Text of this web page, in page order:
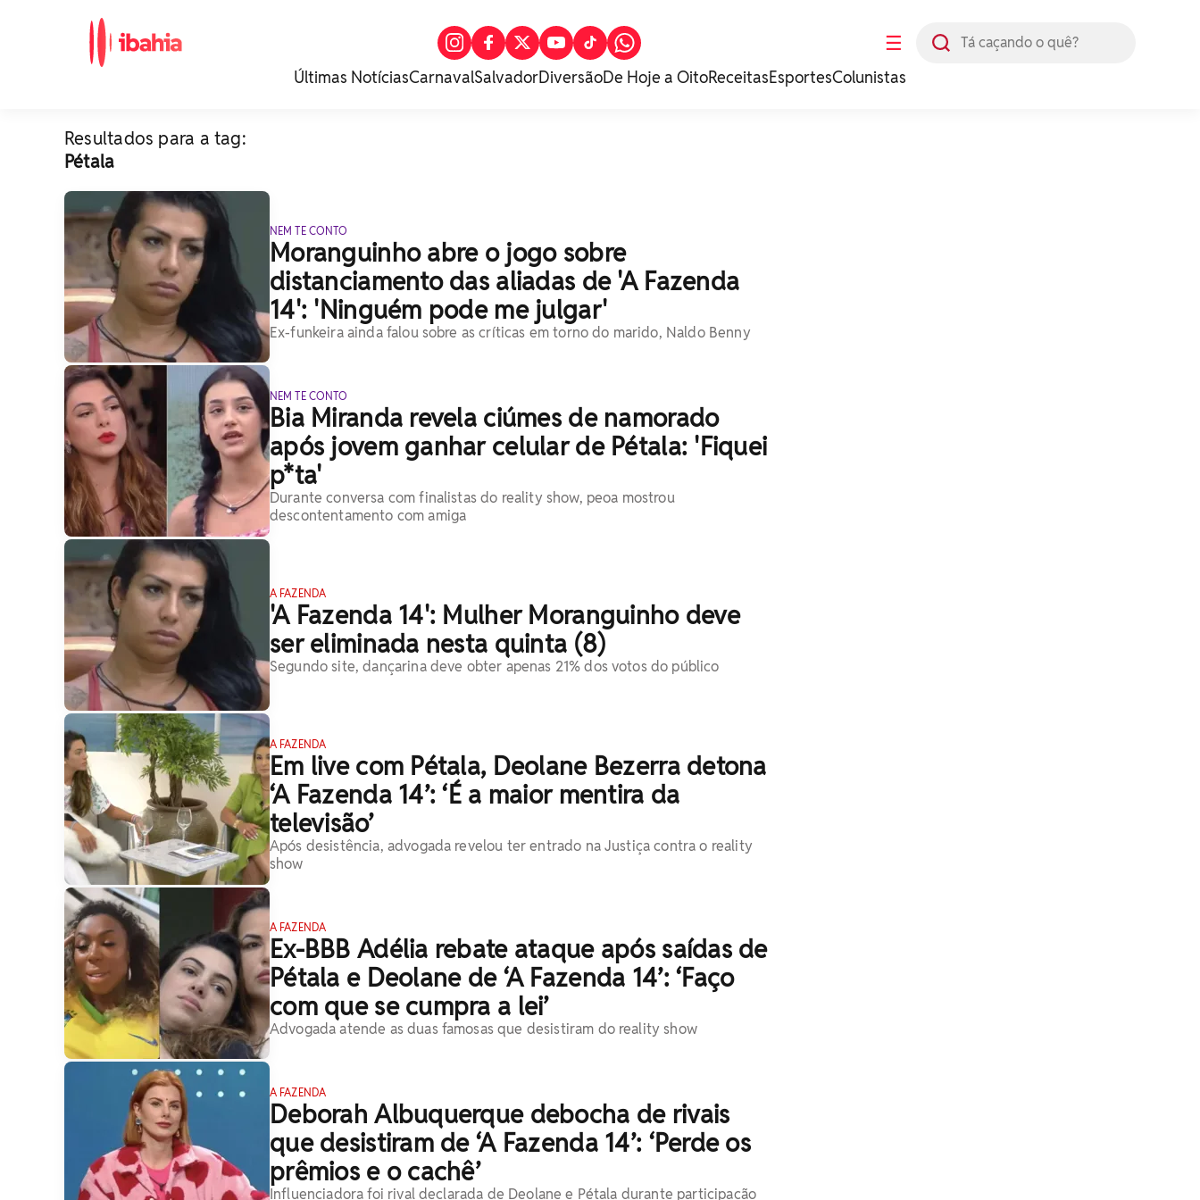
☰
Últimas NotíciasCarnavalSalvadorDiversãoDe Hoje a OitoReceitasEsportesColunistas
Resultados para a tag:
Pétala
NEM TE CONTO
Moranguinho abre o jogo sobre
distanciamento das aliadas de 'A Fazenda
14': 'Ninguém pode me julgar'
Ex-funkeira ainda falou sobre as críticas em torno do marido, Naldo Benny
NEM TE CONTO
Bia Miranda revela ciúmes de namorado
após jovem ganhar celular de Pétala: 'Fiquei
p*ta'
Durante conversa com finalistas do reality show, peoa mostrou
descontentamento com amiga
A FAZENDA
'A Fazenda 14': Mulher Moranguinho deve
ser eliminada nesta quinta (8)
Segundo site, dançarina deve obter apenas 21% dos votos do público
A FAZENDA
Em live com Pétala, Deolane Bezerra detona
‘A Fazenda 14’: ‘É a maior mentira da
televisão’
Após desistência, advogada revelou ter entrado na Justiça contra o reality
show
A FAZENDA
Ex-BBB Adélia rebate ataque após saídas de
Pétala e Deolane de ‘A Fazenda 14’: ‘Faço
com que se cumpra a lei’
Advogada atende as duas famosas que desistiram do reality show
A FAZENDA
Deborah Albuquerque debocha de rivais
que desistiram de ‘A Fazenda 14’: ‘Perde os
prêmios e o cachê’
Influenciadora foi rival declarada de Deolane e Pétala durante participação